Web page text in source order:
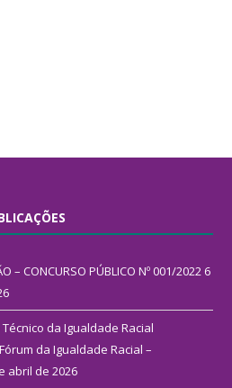
– CONCURSO PÚBLICO Nº 001/2022 6
da Igualdade Racial
da Igualdade Racial –
abril de 2026